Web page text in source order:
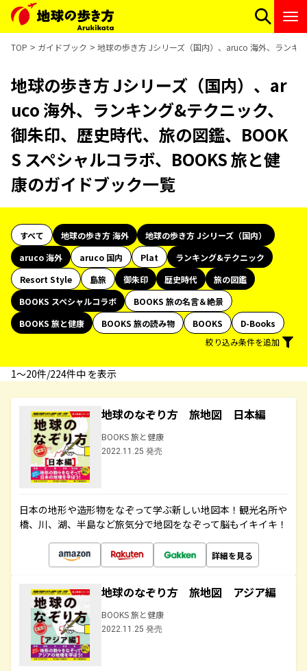
TOP ガイドブック 地球の歩き方 Jシリーズ（国内）、aruco 海外、ランキ
地球の歩き方 Jシリーズ（国内）、ar
uco 海外、ランキング&テクニック、
御朱印、歴史時代、旅の図鑑、BOOK
S スペシャルコラボ、BOOKS 旅と健
康のガイドブック一覧
すべて 地球の歩き方 海外
地球の歩き方 Jシリーズ（国内）
aruco 海外
aruco 国内 Plat
ランキング&テクニック
Resort Style
島旅 御朱印 歴史時代
旅の図鑑
BOOKS スペシャルコラボ
BOOKS 旅の名言＆絶景
BOOKS 旅と健康
BOOKS 旅の読み物 BOOKS
D-Books
絞り込み条件を追加
1〜20件/224件中 を表示
地球のなぞり方 旅地図 日本編
BOOKS 旅と健康
2022.11.25 発売
日本の地形や造形物をなぞって学ぶ新しい地図本！観光名所や
橋、川、湖、半島など旅気分で地図をなぞって脳もイキイキ！
詳細を見る
地球のなぞり方 旅地図 アジア編
BOOKS 旅と健康
2022.11.25 発売